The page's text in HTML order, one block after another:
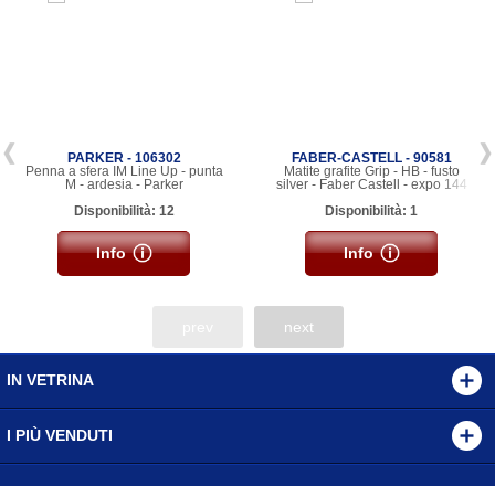
PARKER - 106302
Penna a sfera IM Line Up - punta
M - ardesia - Parker
Disponibilità: 12
Info
FABER-CASTELL - 90581
Matite grafite Grip - HB - fusto
silver - Faber Castell - expo 144
Disponibilità: 1
Info
next
IN VETRINA
I PIÙ VENDUTI